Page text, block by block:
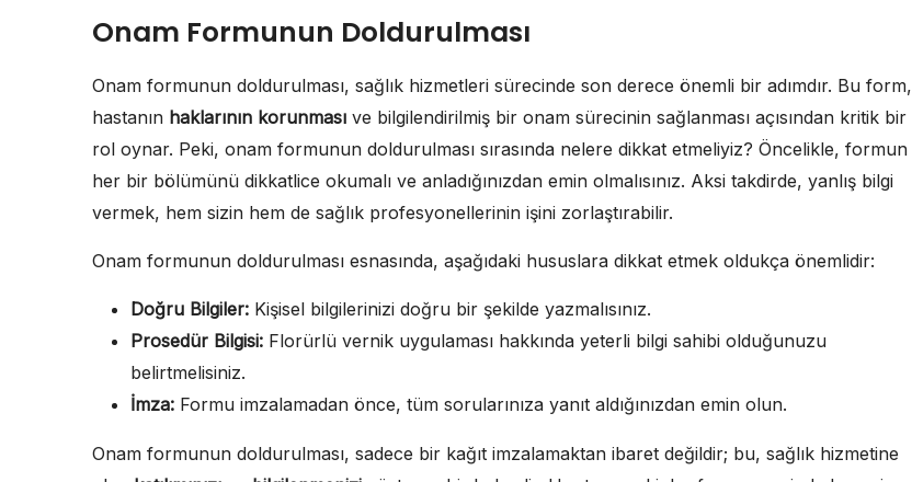
Onam Formunun Doldurulması
Onam formunun doldurulması, sağlık hizmetleri sürecinde son derece önemli bir adımdır. Bu form,
hastanın haklarının korunması ve bilgilendirilmiş bir onam sürecinin sağlanması açısından kritik bir
rol oynar. Peki, onam formunun doldurulması sırasında nelere dikkat etmeliyiz? Öncelikle, formun
her bir bölümünü dikkatlice okumalı ve anladığınızdan emin olmalısınız. Aksi takdirde, yanlış bilgi
vermek, hem sizin hem de sağlık profesyonellerinin işini zorlaştırabilir.
Onam formunun doldurulması esnasında, aşağıdaki hususlara dikkat etmek oldukça önemlidir:
Doğru Bilgiler: Kişisel bilgilerinizi doğru bir şekilde yazmalısınız.
Prosedür Bilgisi: Florürlü vernik uygulaması hakkında yeterli bilgi sahibi olduğunuzu
belirtmelisiniz.
İmza: Formu imzalamadan önce, tüm sorularınıza yanıt aldığınızdan emin olun.
Onam formunun doldurulması, sadece bir kağıt imzalamaktan ibaret değildir; bu, sağlık hizmetine